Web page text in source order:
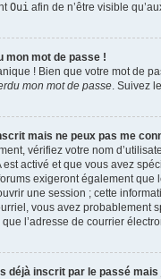
Oui afin de n’être visible
mon mot de passe !
! Bien que votre mot de
mon mot de passe. Suivez
mais ne peux pas me
vérifiez votre nom
est activé et que vous avez
exigeront également que
une session ; cette
vous avez probablement
l’adresse de courrier
déjà inscrit par le passé